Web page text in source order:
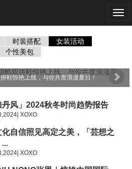
时装搭配
女装活动
个性美包
鞋惊艳上线，与你共度浪漫夏日！
丹风」2024秋冬时尚趋势报告
XOXO
化自信照见高定之美，「芸想之
...
XOXO